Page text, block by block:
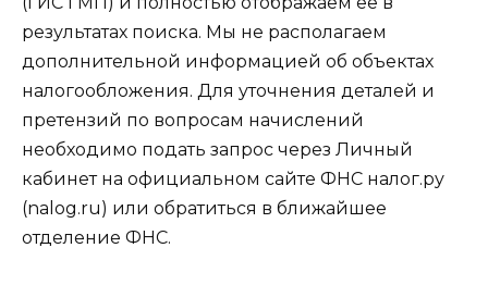
результатах поиска. Мы не располагаем
дополнительной информацией об объектах
налогообложения. Для уточнения деталей и
претензий по вопросам начислений
необходимо подать запрос через Личный
кабинет на официальном сайте ФНС налог.ру
(nalog.ru) или обратиться в ближайшее
отделение ФНС.